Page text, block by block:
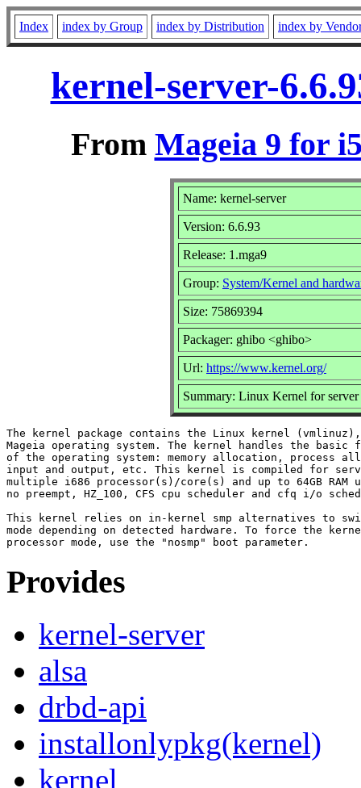
Index index by Group index by Distribution index by
kernel-server-
From Mageia 9 for
Name: kernel-server
Version: 6.6.93
Release: 1.mga9
Group: System/Kernel and
Size: 75869394
Packager: ghibo <ghibo>
Url: https://www.kernel.org/
Summary: Linux Kernel for
The kernel package contains the Linux kernel
Mageia operating system. The kernel handles the basic
of the operating system: memory allocation, process
input and output, etc. This kernel is compiled for
multiple i686 processor(s)/core(s) and up to 64GB RAM
no preempt, HZ_100, CFS cpu scheduler and cfq i/o
This kernel relies on in-kernel smp alternatives to
mode depending on detected hardware. To force the
Provides
kernel-server
alsa
drbd-api
installonlypkg(kernel)
kernel